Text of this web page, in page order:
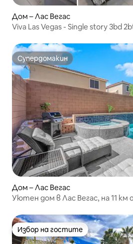
Дом – Лас Вегас
Viva Las Vegas - Single story 3bd
Супердомакин
Супердомакин
Дом – Лас Вегас
Уютен дом в Лас Вегас, на 11 км
Избор на гостите
Избор на гостите